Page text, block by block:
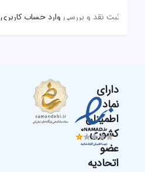
برای ثبت نقد و بررسی وارد حساب
دارای
نماد
اطمینان
کشوری
عضو
اتحادیه